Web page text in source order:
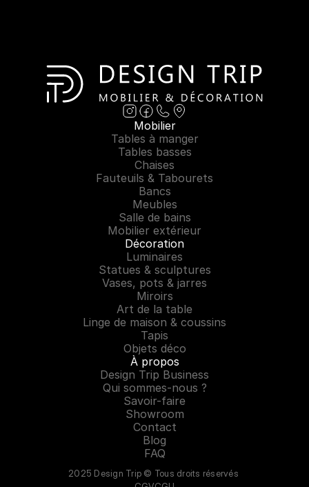
Mobilier
Tables à manger
Tables basses
Chaises
Fauteuils & Tabourets
Bancs
Meubles
Salle de bains
Mobilier extérieur
Décoration
Luminaires
Statues & sculptures
Vases, pots & jarres
Miroirs
Art de la table
Linge de maison & coussins
Tapis
Objets déco
À propos
Design Trip Business
Qui sommes-nous ?
Savoir-faire
Showroom
Contact
Blog
FAQ
2025 Design Trip © Tous droits réservés